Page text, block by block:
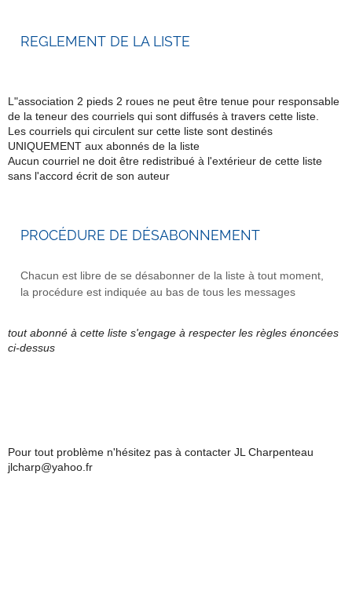
REGLEMENT DE LA LISTE
L"association 2 pieds 2 roues ne peut être tenue pour responsable
de la teneur des courriels qui sont diffusés à travers cette liste.
Les courriels qui circulent sur cette liste sont destinés
UNIQUEMENT aux abonnés de la liste
Aucun courriel ne doit être redistribué à l'extérieur de cette liste
sans l'accord écrit de son auteur
PROCÉDURE DE DÉSABONNEMENT
Chacun est libre de se désabonner de la liste à tout moment,
la procédure est indiquée au bas de tous les messages
tout abonné à cette liste s'engage à respecter les règles énoncées
ci-dessus
Pour tout problème n'hésitez pas à contacter JL Charpenteau
jlcharp@yahoo.fr